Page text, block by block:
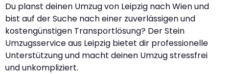
Du planst deinen Umzug von Leipzig nach Wien und
bist auf der Suche nach einer zuverlässigen und
kostengünstigen Transportlösung? Der Stein
Umzugsservice aus Leipzig bietet dir professionelle
Unterstützung und macht deinen Umzug stressfrei
und unkompliziert.